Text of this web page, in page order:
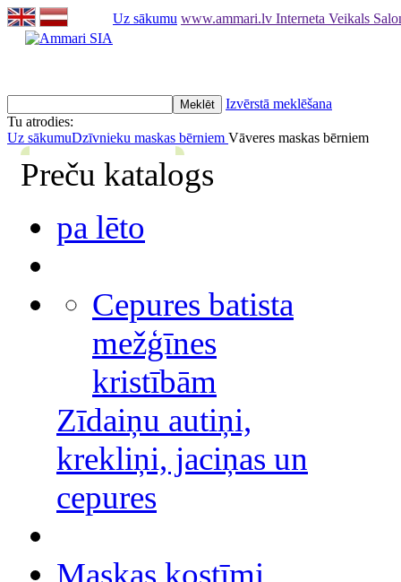
Uz sākumu www.ammari.lv Interneta Veikals
Izvērstā meklēšana
Tu atrodies:
Uz sākumuDzīvnieku maskas bērniem Vāveres maskas bērniem
Preču katalogs
pa lēto
Cepures batista
mežģīnes
kristībām
Zīdaiņu autiņi,
krekliņi, jaciņas un
cepures
Maskas kostīmi